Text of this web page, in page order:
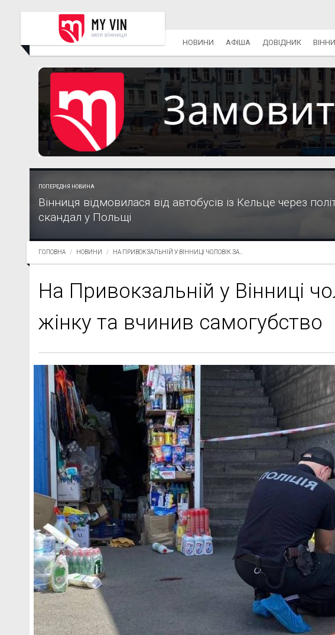
НОВИНИ АФІША ДОВІДНИК
ПОПЕРЕДНЯ НОВИНА
Вінниця відмовилася від автобусів із Кельце через
скандал у Польщі
ГОЛОВНА НОВИНИ НА ПРИВОКЗАЛЬНІЙ У ВІННИЦІ ЧОЛОВІК ЗА...
На Привокзальній у Вінниці
жінку та вчинив самогубство